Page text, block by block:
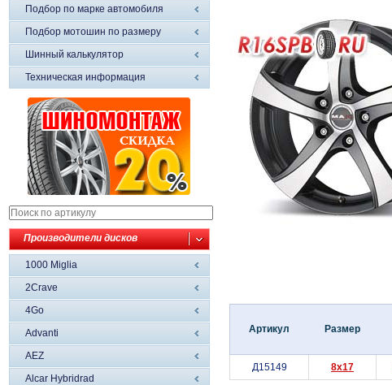
Подбор по марке автомобиля
Подбор мотошин по размеру
Шинный калькулятор
Техническая информация
Производители дисков
1000 Miglia
2Crave
4Go
Advanti
AEZ
Alcar Hybridrad
Артикул Размер
Д15149 8x17